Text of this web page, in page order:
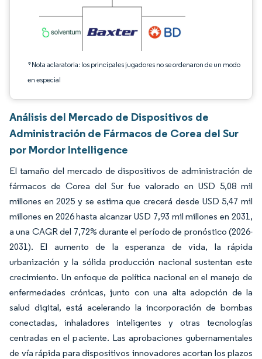
*Nota aclaratoria: los principales jugadores no se ordenaron de un modo
en especial
Análisis del Mercado de Dispositivos de
Administración de Fármacos de Corea del Sur
por Mordor Intelligence
El tamaño del mercado de dispositivos de administración de
fármacos de Corea del Sur fue valorado en USD 5,08 mil
millones en 2025 y se estima que crecerá desde USD 5,47 mil
millones en 2026 hasta alcanzar USD 7,93 mil millones en 2031,
a una CAGR del 7,72% durante el período de pronóstico (2026-
2031). El aumento de la esperanza de vida, la rápida
urbanización y la sólida producción nacional sustentan este
crecimiento. Un enfoque de política nacional en el manejo de
enfermedades crónicas, junto con una alta adopción de la
salud digital, está acelerando la incorporación de bombas
conectadas, inhaladores inteligentes y otras tecnologías
centradas en el paciente. Las aprobaciones gubernamentales
de vía rápida para dispositivos innovadores acortan los plazos